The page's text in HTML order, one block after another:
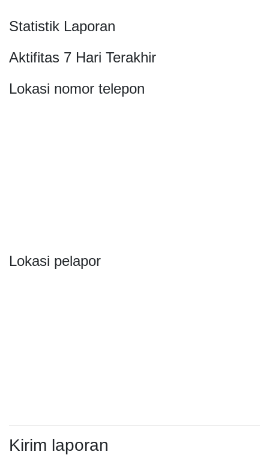
Statistik Laporan
Aktifitas 7 Hari Terakhir
Lokasi nomor telepon
Lokasi pelapor
Kirim laporan